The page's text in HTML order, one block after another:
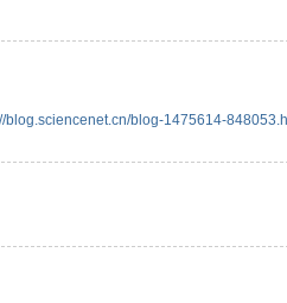
blog.sciencenet.cn/blog-1475614-